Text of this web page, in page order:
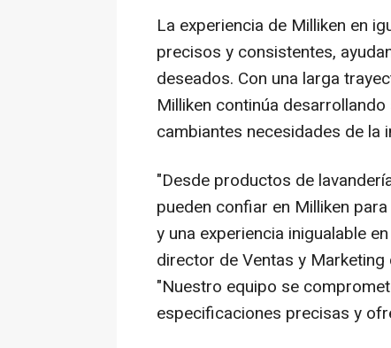
La experiencia de Milliken en
precisos y consistentes,
deseados. Con una larga
Milliken continúa
cambiantes necesidades de la
"Desde productos de
pueden confiar en Milliken
y una experiencia inigualable
director de Ventas y
"Nuestro equipo se
especificaciones precisas y